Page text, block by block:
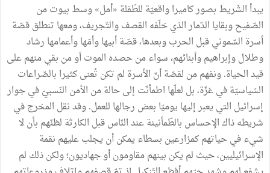
يبدأ الشّريط بصور كاميرا واقعيّة للطّفلة «أمل» وسط بيوت من
الصّفيح وبقايا الدّمار الذي خلّفه القصف والتّجريف، ومعها تنطلق قصّة
أسرة السّموني قبل الحرب وبعدها، قصّة أبيها وأمّها وأعمامها رشاد
وطلال وإبراهيم وأبنائهم، سواء من حصده الموت أو من بقي منهم على
قيد الحياة. ونفهم من لقصّة أنّ الأسرة لم تكن تُعنى كثيرا بالصّراعات
السّياسيّة في غزّة، بل لعلّها اطمأنّت إلى حالة من الأمن النّسبيّ في جوار
إسرائيل التي يعبر إليها يوميّا بعض رجالها للعمل. وقد نقل المخرج في
شريطه ذاك الإحساس بالطّمأنينة عند النّاس قبل الكارثة لظنّهم بأن لا
شيء في حياتهم كمزارعين بسطاء يمكن أن يجلب عليهم نقمة
الإسرائيليين، حيث لم يكن بينهم مقاومون أو جهاديون؛ ولكن ذلك لم